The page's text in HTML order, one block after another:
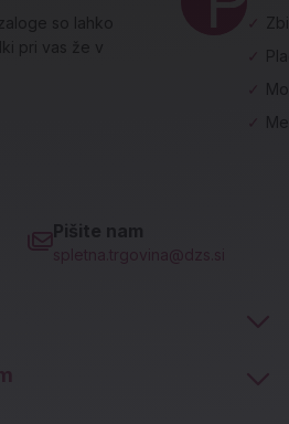
so lahko
pri vas že v
✓
✓
Pišite nam
spletna.trgovina@dzs.si